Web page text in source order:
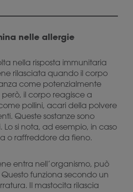
nelle allergie
nella risposta immunitaria
rilasciata quando il corpo
come potenzialmente
il corpo reagisce a
pollini, acari della polvere
Queste sostanze sono
si nota, ad esempio, in caso
o raffreddore da fieno.
entra nell’organismo, può
funziona secondo un
Il mastocita rilascia